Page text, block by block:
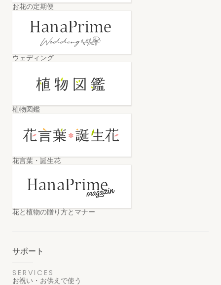
お花の定期便
ウェディング
植物図鑑
花言葉・誕生花
花と植物の贈り方とマナー
サポート
SERVICES
お祝い・お供えで使う